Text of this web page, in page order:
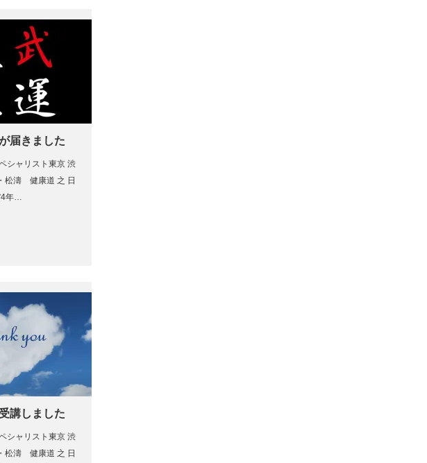
届きました
シャリスト東京 渋
松濤 健康道 之 日
4年…
講しました
シャリスト東京 渋
松濤 健康道 之 日